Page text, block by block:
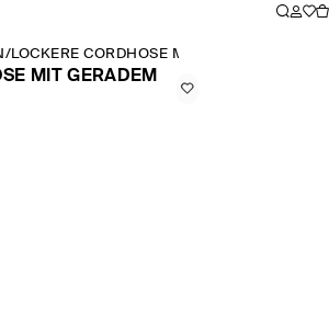
/LOCKERE CORDHOSE MIT GERADEM BEIN
MIT GERADEM